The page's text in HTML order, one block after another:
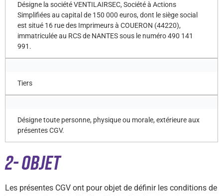
Désigne la société VENTILAIRSEC, Société à Actions
Simplifiées au capital de 150 000 euros, dont le siège social
est situé 16 rue des Imprimeurs à COUERON (44220),
immatriculée au RCS de NANTES sous le numéro 490 141
991.
Tiers
Désigne toute personne, physique ou morale, extérieure aux
présentes CGV.
2- OBJET
Les présentes CGV ont pour objet de définir les conditions de